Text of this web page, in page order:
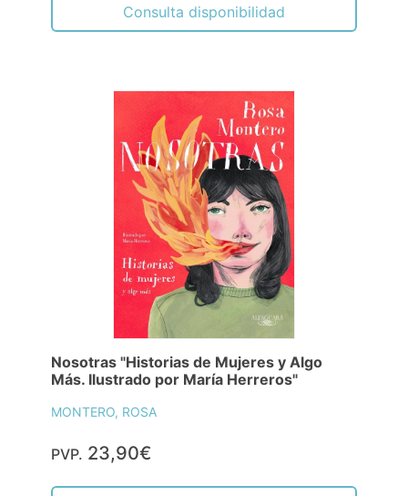
Consulta disponibilidad
Nosotras "Historias de Mujeres y Algo
Más. Ilustrado por María Herreros"
MONTERO, ROSA
PVP. 23,90€